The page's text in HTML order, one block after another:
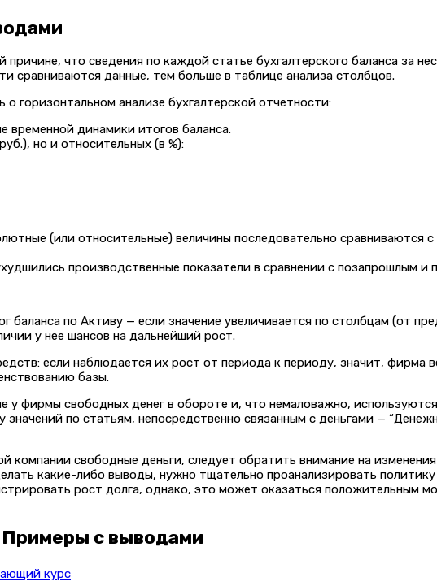
что сведения по каждой статье бухгалтерского баланса за
сравниваются данные, тем больше в таблице анализа столбцов.
горизонтальном анализе бухгалтерской отчетности:
временной динамики итогов баланса.
но и относительных (в %):
(или относительные) величины последовательно сравниваются
производственные показатели в сравнении с позапрошлым и
баланса по Активу — если значение увеличивается по столбцам (от
у нее шансов на дальнейший рост.
если наблюдается их рост от периода к периоду, значит, фирма
базы.
фирмы свободных денег в обороте и, что немаловажно,
по статьям, непосредственно связанным с деньгами —
свободные деньги, следует обратить внимание на
какие-либо выводы, нужно тщательно проанализировать
рост долга, однако, это может оказаться положительным
с выводами
курс